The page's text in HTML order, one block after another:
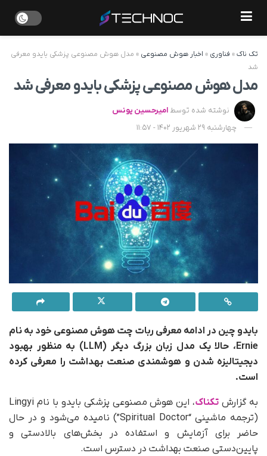
تک ناک» فناوری » اخبار هوش مصنوعی » مدل هوش مصنوعی پزشکی بایدو معرفی
شد
مدل هوش مصنوعی پزشکی بایدو معرفی شد
نوشته شده توسط امیرحسین یونس
چهارشنبه 29 شهریور 1402 - 11:57
بایدو چین در ادامه معرفی ربات چت هوش مصنوعی خود به نام
Ernie، حالا یک مدل زبان بزرگ دیگر (LLM) به منظور بهبود
دیجیتالیزه شدن و هوشمندی صنعت بهداشت را معرفی کرده
است.
به گزارش تکناک
، این هوش مصنوعی پزشکی بایدو با نام Lingyi
(ترجمه ماشینی “Spiritual Doctor”) نامیده می‌شود و در حال
حاضر برای آزمایش و استفاده در بخش‌های بالادستی و
پایین‌دستی صنعت بهداشت در دسترس است.